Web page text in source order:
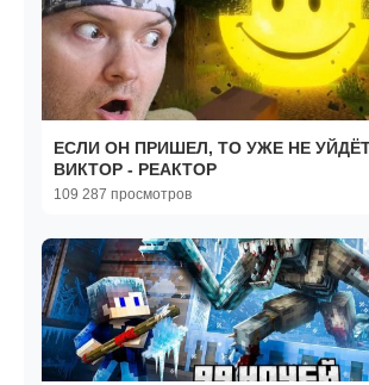
ЕСЛИ ОН ПРИШЕЛ, ТО УЖЕ НЕ
ВИКТОР - РЕАКТОР
109 287 просмотров